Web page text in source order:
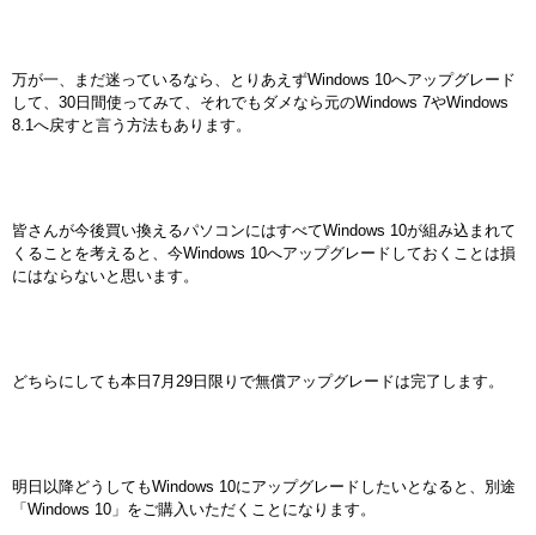
万が一、まだ迷っているなら、とりあえずWindows 10へアップグレード
して、30日間使ってみて、それでもダメなら元のWindows 7やWindows
8.1へ戻すと言う方法もあります。
皆さんが今後買い換えるパソコンにはすべてWindows 10が組み込まれて
くることを考えると、今Windows 10へアップグレードしておくことは損
にはならないと思います。
どちらにしても本日7月29日限りで無償アップグレードは完了します。
明日以降どうしてもWindows 10にアップグレードしたいとなると、別途
「Windows 10」をご購入いただくことになります。